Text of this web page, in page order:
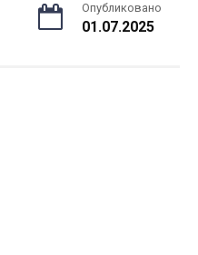
Опубликовано
01.07.2025